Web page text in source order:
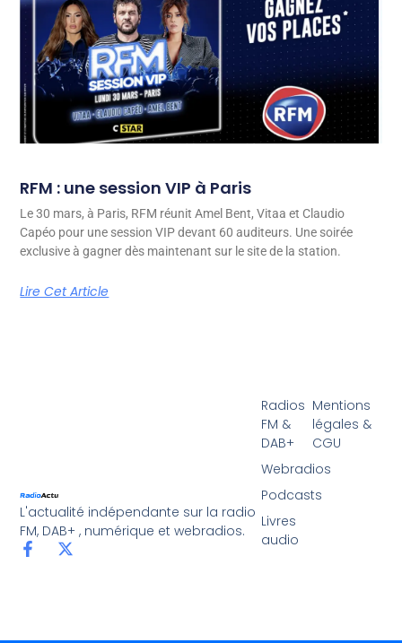
RFM : une session VIP à Paris
Le 30 mars, à Paris, RFM réunit Amel Bent, Vitaa et Claudio
Capéo pour une session VIP devant 60 auditeurs. Une soirée
exclusive à gagner dès maintenant sur le site de la station.
Lire Cet Article
L'actualité indépendante sur la radio
FM, DAB+ , numérique et webradios.
Radios
FM &
DAB+
Webradios
Podcasts
Livres
audio
Mentions
légales &
CGU